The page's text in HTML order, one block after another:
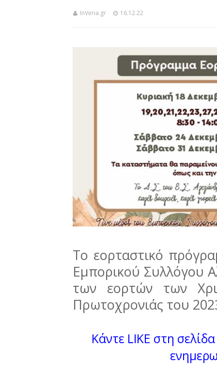
InVeria.gr 16.12.22
Το εορταστικό
Εμπορικού Συλλόγου
των εορτών των
Πρωτοχρονιάς του
Κάντε LIKE στη